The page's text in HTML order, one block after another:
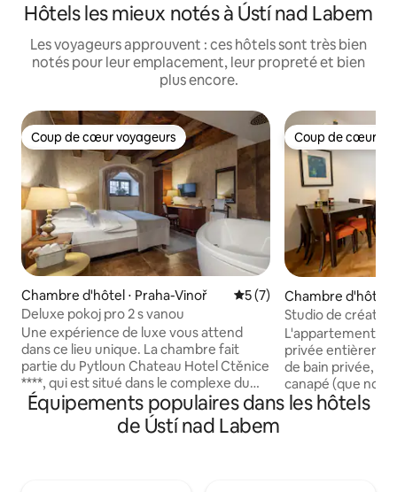
Hôtels les mieux notés à Ústí nad Labem
Les voyageurs approuvent : ces hôtels sont très bien
notés pour leur emplacement, leur propreté et bien
plus encore.
Coup de cœur voyageurs
Coup de cœur voyageurs
Chambre d'hôtel ⋅ Praha-Vinoř Évaluation moyenne sur
5 (7)
Deluxe pokoj pro 2 s vanou
Une expérience de luxe vous attend
dans ce lieu unique. La chambre fait
partie du Pytloun Chateau Hotel Ctěnice
****, qui est situé dans le complexe du
château de Ctěnice. Cet hôtel de luxe
de la chaîne hôtelière tchèque PYTLOUN
HOTELS propose un hébergement
Coup de cœur
Coup de cœur
Chambre d'hôtel ⋅
Studio de
Vieille-Ville
L'appartement
privée
de bain privée,
canapé (que
préparer pour
Équipements populaires dans les hôtels
de Ústí nad Labem